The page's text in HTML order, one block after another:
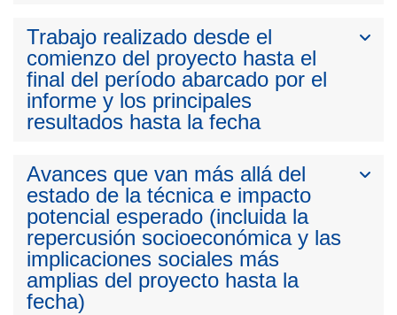
Trabajo realizado desde el
comienzo del proyecto hasta el
final del período abarcado por el
informe y los principales
resultados hasta la fecha
Avances que van más allá del
estado de la técnica e impacto
potencial esperado (incluida la
repercusión socioeconómica y las
implicaciones sociales más
amplias del proyecto hasta la
fecha)